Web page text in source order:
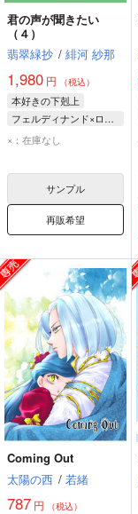
君の声が聞きたい
（４）
翡翠緑抄 / 緋河 紗那
1,980 円 （税込）
本好きの下剋上
フェルディナンド×ローゼマイン
フェルディナンド
×：在庫なし
サンプル
再販希望
Coming Out
太陽の西 / 若緒
787 円 （税込）